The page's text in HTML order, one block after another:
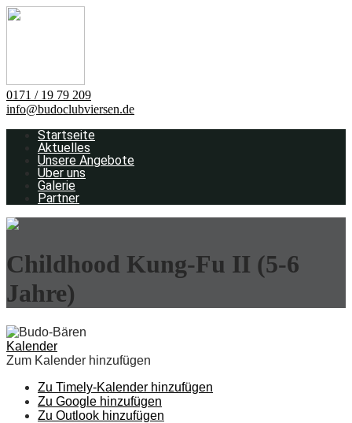
0171 / 19 79 209
info@budoclubviersen.de
Startseite
Aktuelles
Unsere Angebote
Über uns
Galerie
Partner
Childhood Kung-Fu II (5-6
Jahre)
Kalender
Zum Kalender hinzufügen
Zu Timely-Kalender hinzufügen
Zu Google hinzufügen
Zu Outlook hinzufügen